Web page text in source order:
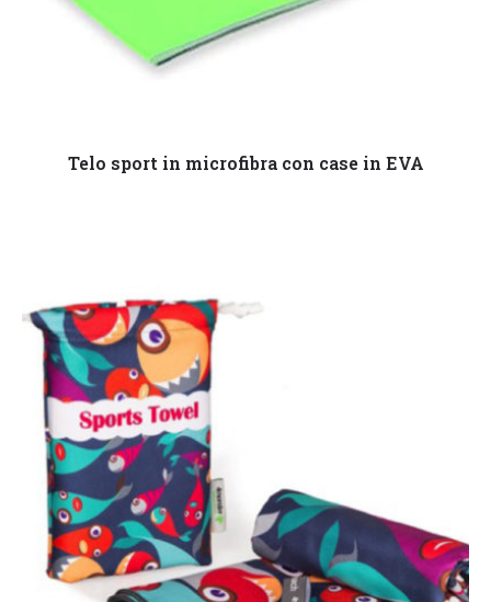
Leggi tutto
Telo sport in microfibra con case in EVA